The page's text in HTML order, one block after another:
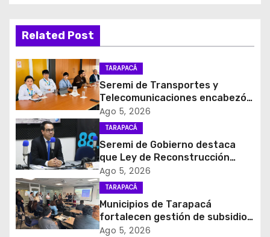
a
c
i
ó
n
d
e
e
n
Related Post
TARAPACÁ
Seremi de Transportes y
Telecomunicaciones encabezó
primera mesa de coordinación
para el retiro de cables en
desuso en Iquique
Ago 5, 2026
TARAPACÁ
Seremi de Gobierno destaca
que Ley de Reconstrucción
Nacional impulsará la inversión
y el empleo en Tarapacá
Ago 5, 2026
TARAPACÁ
Municipios de Tarapacá
fortalecen gestión de subsidios
de agua potable en jornada
Ago 5, 2026